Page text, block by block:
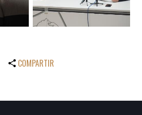
COMPARTIR